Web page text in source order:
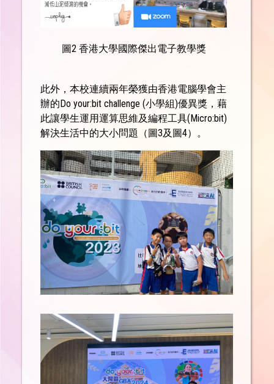
圖2 香港大學國際傑出電子教學獎
此外，本校連續兩年榮獲由香港電腦學會主
辦的Do your:bit challenge (小學組)優異獎，藉
此讓學生運用運算思維及編程工具(Micro:bit)
解決生活中的大小問題（圖3及圖4）。